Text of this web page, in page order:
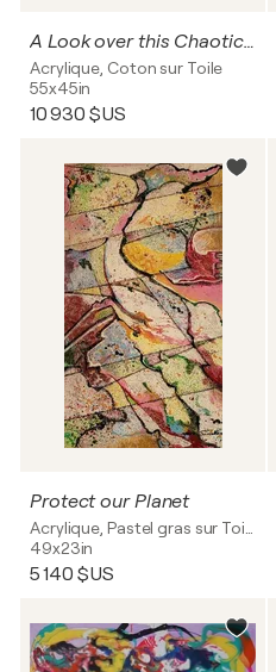
A Look over this Chaotic World
Acrylique, Coton sur Toile
55x45in
10 930 $US
Protect our Planet
49x23in
5 140 $US